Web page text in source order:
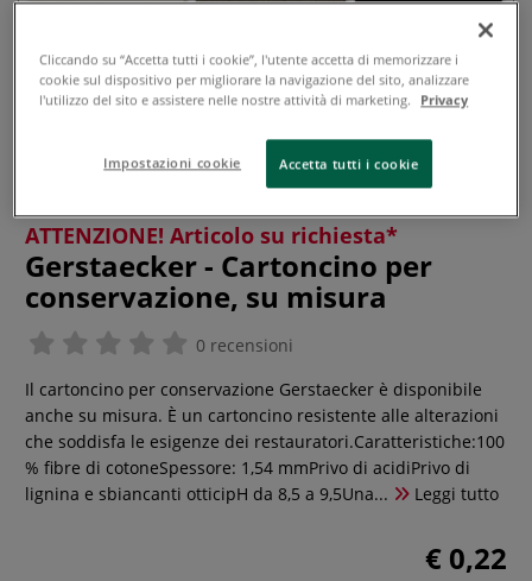
ATTENZIONE! Articolo su richiesta*
Gerstaecker - Cartoncino per
conservazione, su misura
0 recensioni
Il cartoncino per conservazione Gerstaecker è disponibile
anche su misura. È un cartoncino resistente alle alterazioni
che soddisfa le esigenze dei restauratori.Caratteristiche:100
% fibre di cotoneSpessore: 1,54 mmPrivo di acidiPrivo di
lignina e sbiancanti otticipH da 8,5 a 9,5Una...
Leggi tutto
€ 0,22
Cliccando su “Accetta tutti i cookie”, l'utente accetta di memorizzare i
cookie sul dispositivo per migliorare la navigazione del sito, analizzare
l'utilizzo del sito e assistere nelle nostre attività di marketing.
Privacy
Impostazioni cookie Accetta tutti i cookie